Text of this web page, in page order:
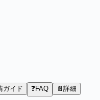
ガイド ❓FAQ 📄 詳細